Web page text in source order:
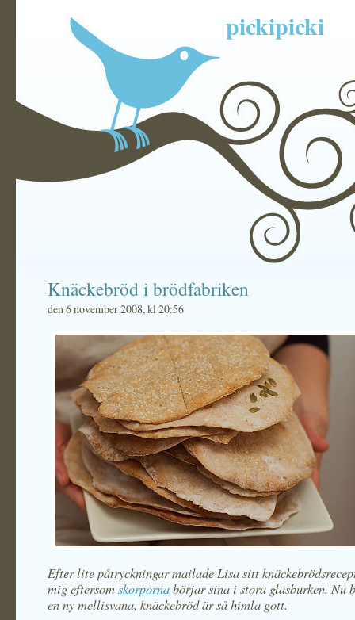
pickipicki
Knäckebröd i brödfabriken
den 6 november 2008, kl 20:56
Efter lite påtryckningar mailade Lisa sitt
mig eftersomskorpornabörjar sina i stora glasburken. Nu
en ny mellisvana, knäckebröd är så himla gott.